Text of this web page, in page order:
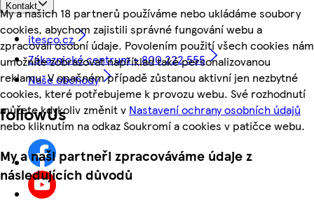
My a našich 18 partnerů používáme nebo ukládáme soubory
cookies, abychom zajistili správné fungování webu a
zpracovali osobní údaje. Povolením použití všech cookies nám
umožníte zobrazovat například také personalizovanou
reklamu. V opačném případě zůstanou aktivní jen nezbytné
cookies, které potřebujeme k provozu webu. Své rozhodnutí
můžete kdykoliv změnit v Nastavení ochrany osobních údajů
nebo kliknutím na odkaz Soukromí a cookies v patičce webu.
My a naši partneři zpracováváme údaje z
následujících důvodů
Kontakt
itesco.cz
Zákaznické centrum - 800 222 555
Naše obchody
followUs